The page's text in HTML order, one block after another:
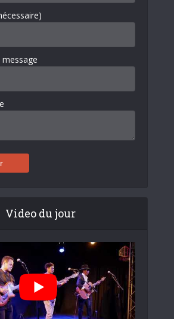
Video du jour